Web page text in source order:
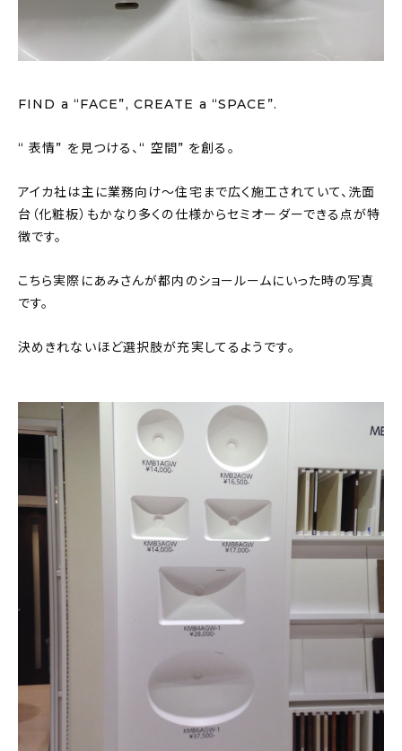
FIND a “FACE”, CREATE a “SPACE”.
“ 表情” を見つける、“ 空間” を創る。
アイカ社は主に業務向け〜住宅まで広く施工されていて、洗面
台（化粧板）もかなり多くの仕様からセミオーダーできる点が特
徴です。
こちら実際にあみさんが都内のショールームにいった時の写真
です。
決めきれないほど選択肢が充実してるようです。